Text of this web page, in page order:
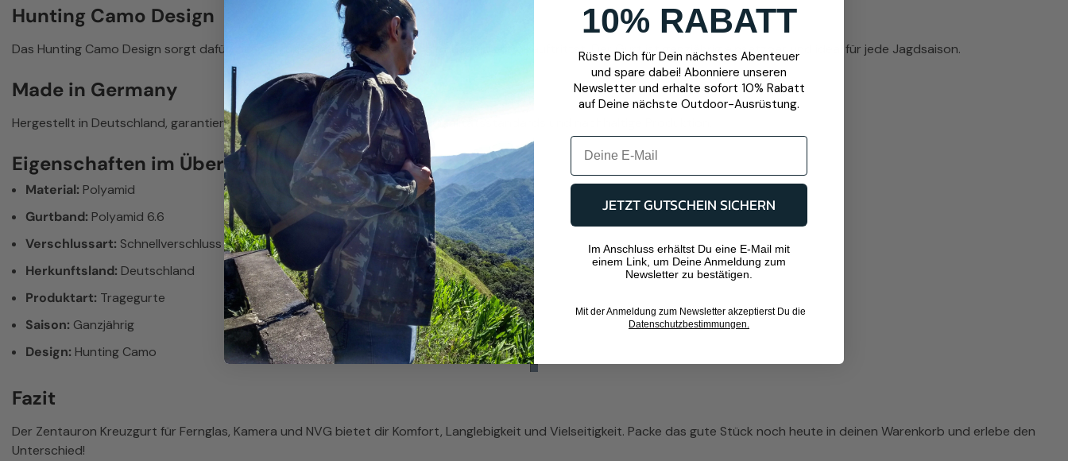
Hunting Camo Design
Das Hunting Camo Design sorgt dafür, dass du unentdeckt bleibst und gleichzeitig stilvoll auftrittst. Der Gurt ist ganzjährig einsetzbar und ideal für jede Jagdsaison.
Made in Germany
Hergestellt in Deutschland, garantiert der Zentauron Kreuzgurt höchste Qualitätsstandards und nachhaltige Produktion.
Eigenschaften im Überblick
Material: Polyamid
Gurtband: Polyamid 6.6
Verschlussart: Schnellverschluss
Herkunftsland: Deutschland
Produktart: Tragegurte
Saison: Ganzjährig
Design: Hunting Camo
Fazit
Der Zentauron Kreuzgurt für Fernglas, Kamera und NVG bietet dir Komfort, Langlebigkeit und Vielseitigkeit. Packe das gute Stück noch heute in deinen Warenkorb und erlebe den
Unterschied!
10% RABATT
Rüste Dich für Dein nächstes Abenteuer
und spare dabei! Abonniere unseren
Newsletter und erhalte sofort 10% Rabatt
auf Deine nächste Outdoor-Ausrüstung.
JETZT GUTSCHEIN SICHERN
Im Anschluss erhältst Du eine E-Mail mit
einem Link, um Deine Anmeldung zum
Newsletter zu bestätigen.
Mit der Anmeldung zum Newsletter akzeptierst Du die
Datenschutzbestimmungen.